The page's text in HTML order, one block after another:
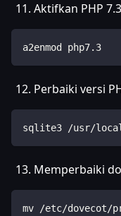
Aktifkan PHP 7.3
a2enmod php7.3
Perbaiki versi
sqlite3 /usr/
Memperbaiki
mv /etc/dovecot/